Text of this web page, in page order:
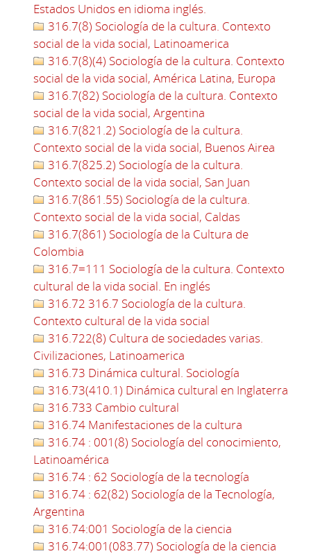
Estados Unidos en idioma inglés.
316.7(8) Sociología de la cultura. Contexto
social de la vida social, Latinoamerica
316.7(8)(4) Sociología de la cultura. Contexto
social de la vida social, América Latina, Europa
316.7(82) Sociología de la cultura. Contexto
social de la vida social, Argentina
316.7(821.2) Sociología de la cultura.
Contexto social de la vida social, Buenos Airea
316.7(825.2) Sociología de la cultura.
Contexto social de la vida social, San Juan
316.7(861.55) Sociología de la cultura.
Contexto social de la vida social, Caldas
316.7(861) Sociología de la Cultura de
Colombia
316.7=111 Sociología de la cultura. Contexto
cultural de la vida social. En inglés
316.72 316.7 Sociología de la cultura.
Contexto cultural de la vida social
316.722(8) Cultura de sociedades varias.
Civilizaciones, Latinoamerica
316.73 Dinámica cultural. Sociología
316.73(410.1) Dinámica cultural en Inglaterra
316.733 Cambio cultural
316.74 Manifestaciones de la cultura
316.74 : 001(8) Sociología del conocimiento,
Latinoamérica
316.74 : 62 Sociología de la tecnología
316.74 : 62(82) Sociología de la Tecnología,
Argentina
316.74:001 Sociología de la ciencia
316.74:001(083.77) Sociología de la ciencia